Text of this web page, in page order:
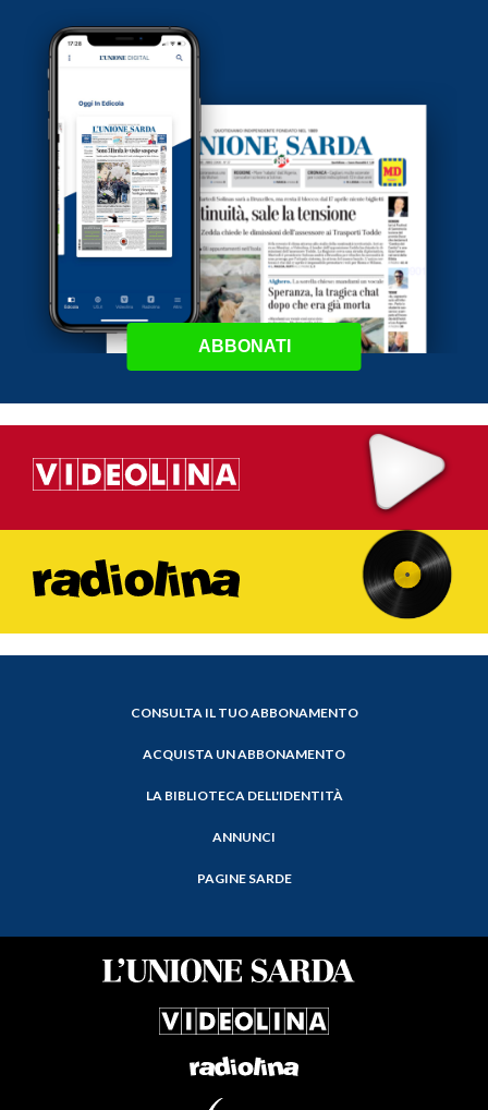
ABBONATI
CONSULTA IL TUO ABBONAMENTO
ACQUISTA UN ABBONAMENTO
LA BIBLIOTECA DELL'IDENTITÀ
ANNUNCI
PAGINE SARDE